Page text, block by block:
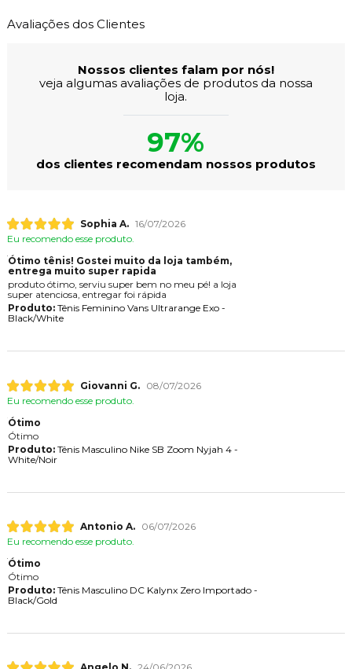
Avaliações dos Clientes
Nossos clientes falam por nós!
veja algumas avaliações de produtos da nossa
loja.
97%
dos clientes recomendam nossos produtos
Sophia A. 16/07/2026
Eu recomendo esse produto.
Ótimo tênis! Gostei muito da loja também,
entrega muito super rapida
produto ótimo, serviu super bem no meu pé! a loja
super atenciosa, entregar foi rápida
Produto:Tênis Feminino Vans Ultrarange Exo -
Black/White
Giovanni G.
08/07/2026
Eu recomendo esse produto.
Ótimo
Ótimo
Produto:Tênis Masculino Nike SB Zoom Nyjah 4 -
White/Noir
Antonio A.
06/07/2026
Eu recomendo esse produto.
Ótimo
Ótimo
Produto:Tênis Masculino DC Kalynx Zero Importado -
Black/Gold